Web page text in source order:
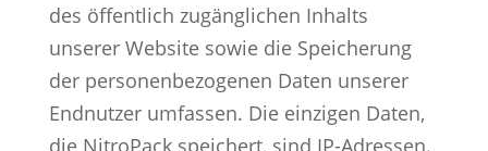
des öffentlich zugänglichen Inhalts
unserer Website sowie die Speicherung
der personenbezogenen Daten unserer
Endnutzer umfassen. Die einzigen Daten,
die NitroPack speichert, sind IP-Adressen.